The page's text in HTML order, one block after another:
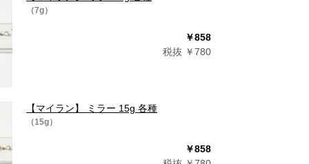
（7g）
￥858
税抜 ￥780
【マイラン】 ミラー 15g 各種
（15g）
￥858